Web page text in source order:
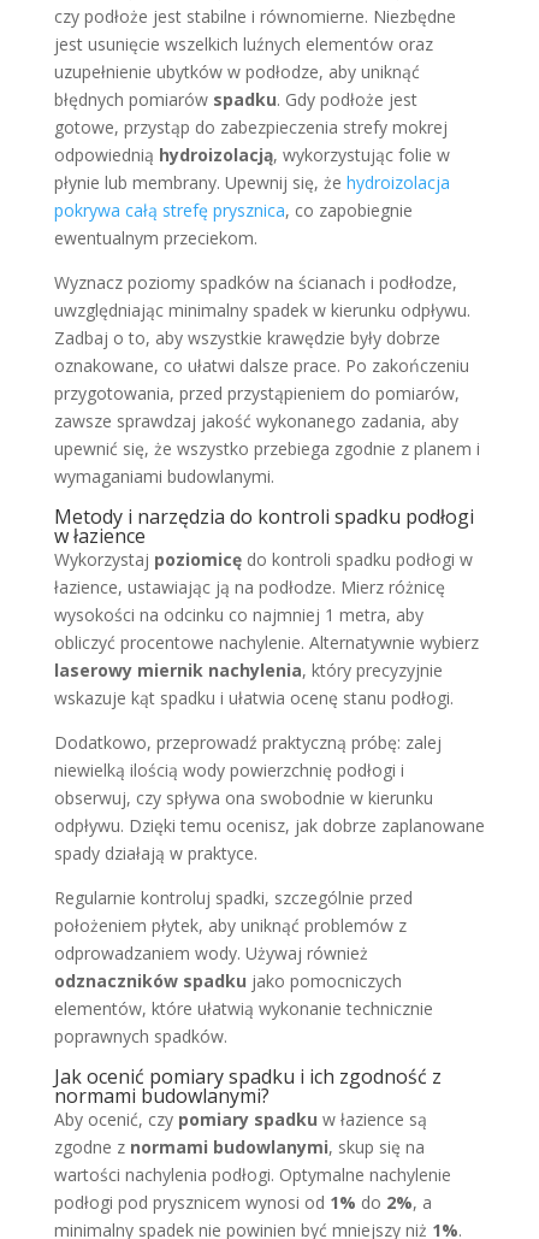
czy podłoże jest stabilne i równomierne. Niezbędne
jest usunięcie wszelkich luźnych elementów oraz
uzupełnienie ubytków w podłodze, aby uniknąć
błędnych pomiarów spadku. Gdy podłoże jest
gotowe, przystąp do zabezpieczenia strefy mokrej
odpowiednią hydroizolacją, wykorzystując folie w
płynie lub membrany. Upewnij się, że hydroizolacja
pokrywa całą strefę prysznica, co zapobiegnie
ewentualnym przeciekom.
Wyznacz poziomy spadków na ścianach i podłodze,
uwzględniając minimalny spadek w kierunku odpływu.
Zadbaj o to, aby wszystkie krawędzie były dobrze
oznakowane, co ułatwi dalsze prace. Po zakończeniu
przygotowania, przed przystąpieniem do pomiarów,
zawsze sprawdzaj jakość wykonanego zadania, aby
upewnić się, że wszystko przebiega zgodnie z planem i
wymaganiami budowlanymi.
Metody i narzędzia do kontroli spadku podłogi
w łazience
Wykorzystaj poziomicędo kontroli spadku podłogi w
łazience, ustawiając ją na podłodze. Mierz różnicę
wysokości na odcinku co najmniej 1 metra, aby
obliczyć procentowe nachylenie. Alternatywnie wybierz
laserowy miernik nachylenia, który precyzyjnie
wskazuje kąt spadku i ułatwia ocenę stanu podłogi.
Dodatkowo, przeprowadź praktyczną próbę: zalej
niewielką ilością wody powierzchnię podłogi i
obserwuj, czy spływa ona swobodnie w kierunku
odpływu. Dzięki temu ocenisz, jak dobrze zaplanowane
spady działają w praktyce.
Regularnie kontroluj spadki, szczególnie przed
położeniem płytek, aby uniknąć problemów z
odprowadzaniem wody. Używaj również
odznaczników spadku jako pomocniczych
elementów, które ułatwią wykonanie technicznie
poprawnych spadków.
Jak ocenić pomiary spadku i ich zgodność z
normami budowlanymi?
Aby ocenić, czy pomiary spadku w łazience są
zgodne z normami budowlanymi, skup się na
wartości nachylenia podłogi. Optymalne nachylenie
podłogi pod prysznicem wynosi od 1% do 2%, a
minimalny spadek nie powinien być mniejszy niż 1%.